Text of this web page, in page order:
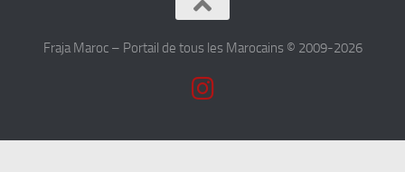
Fraja Maroc – Portail de tous les Marocains © 2009-2026